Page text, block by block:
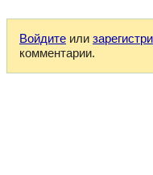
Войдите или
комментарии.